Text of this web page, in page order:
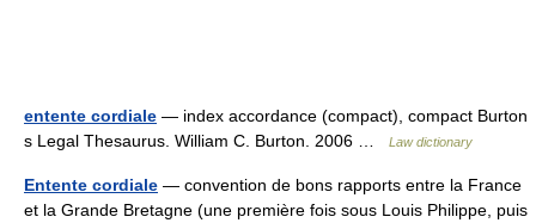
entente cordiale — index accordance (compact), compact Burton
s Legal Thesaurus. William C. Burton. 2006 …
Law dictionary
Entente cordiale — convention de bons rapports entre la France
et la Grande Bretagne (une première fois sous Louis Philippe, puis